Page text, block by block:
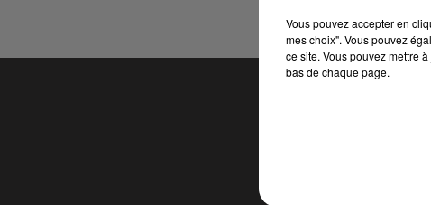
Vous pouvez accepter en
mes choix". Vous pouvez
ce site. Vous pouvez mettre
bas de chaque page.